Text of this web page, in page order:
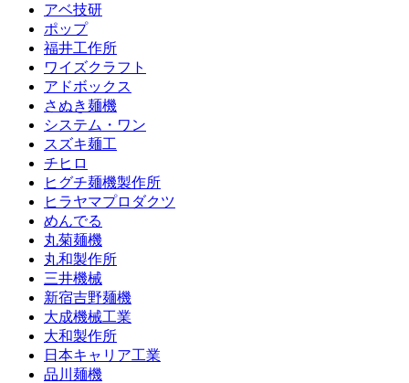
アベ技研
ポップ
福井工作所
ワイズクラフト
アドボックス
さぬき麺機
システム・ワン
スズキ麺工
チヒロ
ヒグチ麺機製作所
ヒラヤマプロダクツ
めんでる
丸菊麺機
丸和製作所
三井機械
新宿吉野麺機
大成機械工業
大和製作所
日本キャリア工業
品川麺機